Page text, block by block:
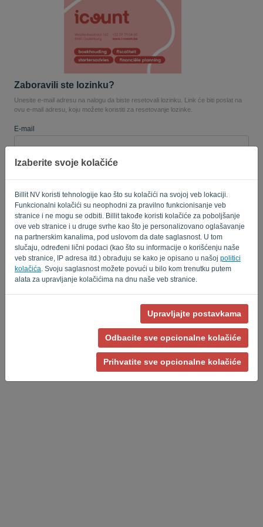
Izaberite svoje kolačiće
Billit NV koristi tehnologije kao što su kolačići na svojoj veb lokaciji.
Funkcionalni kolačići su neophodni za pravilno funkcionisanje veb
stranice i ne mogu se odbiti. Billit takođe koristi kolačiće za poboljšanje
ove veb stranice i u druge svrhe kao što je personalizovano oglašavanje
na partnerskim kanalima, pod uslovom da date saglasnost. U tom
slučaju, određeni lični podaci (kao što su informacije o korišćenju naše
veb stranice, IP adresa itd.) obrađuju se kako je opisano u našoj politici
kolačića . Svoju saglasnost možete povući u bilo kom trenutku putem
alata za upravljanje kolačićima na dnu naše veb stranice.
Upravljajte postavkama
Odbacite sve opcionalne kolačiće
Prihvatite sve opcionalne kolačiće
Zaboravili ste lozinku?
Unesite e-mail adresu na nalogu da biste resetovali lozinku. Link će biti poslat na
ovu e-mail adresu, koju možete koristiti za resetovanje lozinke.
E-mail
Zar nisi kompjuter? Popunite '
POŠALJI LINK
Nazad na stranicu za prijavu
Privacy Policy-Terms of Service.